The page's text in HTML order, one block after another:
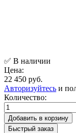
✅ В наличии
Цена:
22 450 руб.
Авторизуйтесь и
Количество:
Добавить в корзину
Быстрый заказ